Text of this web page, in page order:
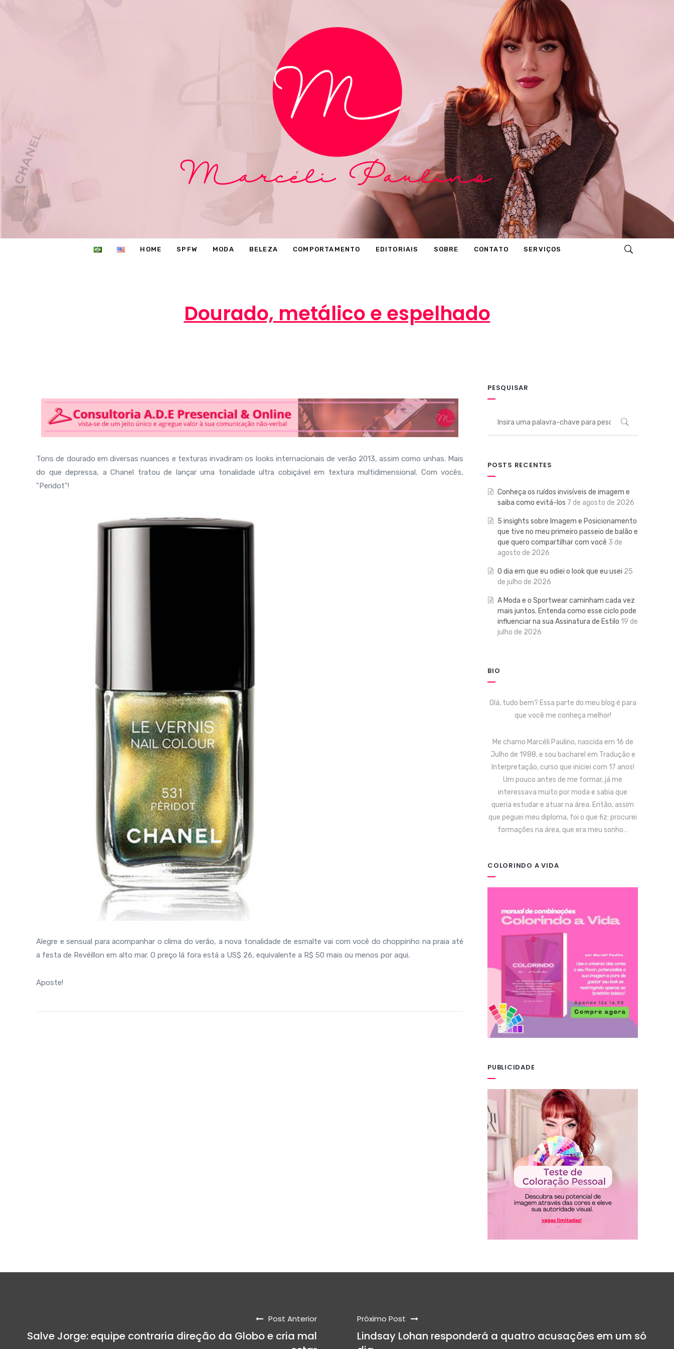
HOME SPFW MODA BELEZA COMPORTAMENTO EDITORIAIS SOBRE CONTATO SERVIÇOS
Dourado, metálico e espelhado
Tons de dourado em diversas nuances e texturas invadiram os looks internacionais de verão 2013, assim como unhas. Mais
do que depressa, a Chanel tratou de lançar uma tonalidade ultra cobiçável em textura multidimensional. Com vocês,
"Peridot"!
Alegre e sensual para acompanhar o clima do verão, a nova tonalidade de esmalte vai com você do choppinho na praia até
a festa de Revéillon em alto mar. O preço lá fora está a US$ 26, equivalente a R$ 50 mais ou menos por aqui.
Aposte!
PESQUISAR
POSTS RECENTES
Conheça os ruídos invisíveis de imagem e
saiba como evitá-los 7 de agosto de 2026
5 insights sobre Imagem e Posicionamento
que tive no meu primeiro passeio de balão e
que quero compartilhar com você 3 de
agosto de 2026
O dia em que eu odiei o look que eu usei 25
de julho de 2026
A Moda e o Sportwear caminham cada vez
mais juntos. Entenda como esse ciclo pode
influenciar na sua Assinatura de Estilo 19 de
julho de 2026
BIO
Olá, tudo bem? Essa parte do meu blog é para
que você me conheça melhor!
Me chamo Marcéli Paulino, nascida em 16 de
Julho de 1988, e sou bacharel em Tradução e
Interpretação, curso que iniciei com 17 anos!
Um pouco antes de me formar, já me
interessava muito por moda e sabia que
queria estudar e atuar na área. Então, assim
que peguei meu diploma, foi o que fiz: procurei
formações na área, que era meu sonho…
COLORINDO A VIDA
PUBLICIDADE
Post Anterior
Salve Jorge: equipe contraria direção da Globo e cria mal
Próximo Post
Lindsay Lohan responderá a quatro acusações em um só